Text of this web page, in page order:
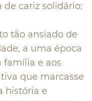
cariz solidário:
tão ansiado de
a uma época
família e aos
que marcasse
história e